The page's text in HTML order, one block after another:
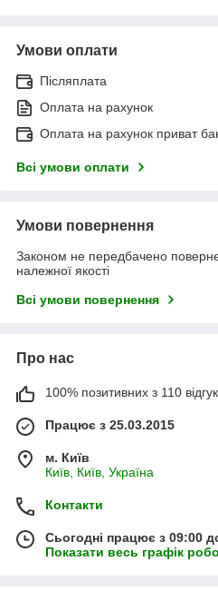
Умови оплати
Післяплата
Оплата на рахунок
Оплата на рахунок приват
Всі умови оплати
Умови повернення
Законом не передбачено
належної якості
Всі умови повернення
Про нас
100% позитивних з 110
Працює з 25.03.2015
м. Київ
Київ, Київ, Україна
Контакти
Сьогодні працює з 09:00
Показати весь графік